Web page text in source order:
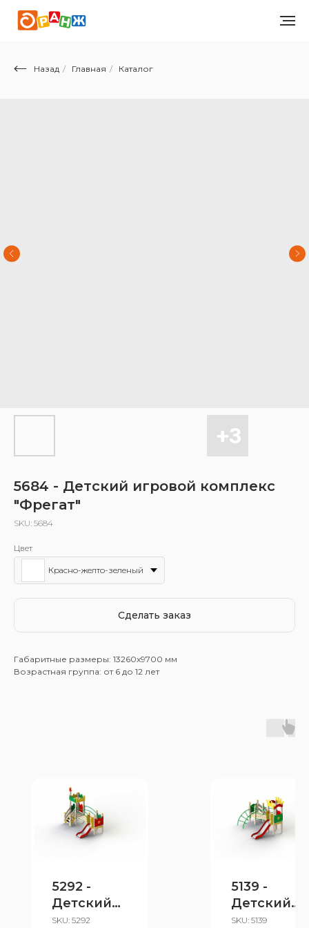
Назад / Главная / Каталог
5684 - Детский игровой комплекс
"Фрегат"
SKU: 5684
Цвет
Красно-желто-зеленый
Сделать заказ
Габаритные размеры: 13260x9700 мм
Возрастная группа: от 6 до 12 лет
5292 -
Детский
игровой
SKU: 5292
5139 -
Детский
игровой
SKU: 5139